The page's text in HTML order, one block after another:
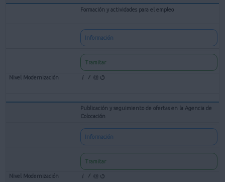
Formación y actividades para el empleo
Información
Tramitar
Publicación y seguimiento de ofertas en la Agencia de
Colocación
Información
Tramitar